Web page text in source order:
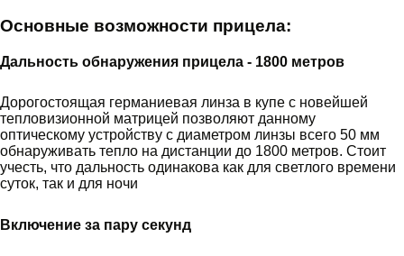
Основные возможности прицела:
Дальность обнаружения прицела - 1800 метров
Дорогостоящая германиевая линза в купе с новейшей
тепловизионной матрицей позволяют данному
оптическому устройству с диаметром линзы всего 50 мм
обнаруживать тепло на дистанции до 1800 метров. Стоит
учесть, что дальность одинакова как для светлого времени
суток, так и для ночи
Включение за пару секунд